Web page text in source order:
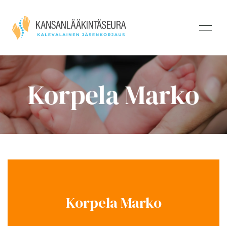
Korpela Marko
Korpela Marko